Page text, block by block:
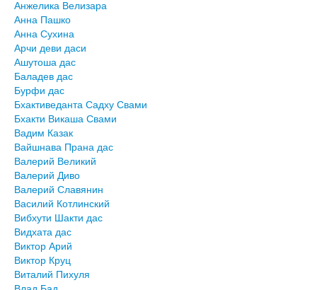
Анжелика Велизара
Анна Пашко
Анна Сухина
Арчи деви даси
Ашутоша дас
Баладев дас
Бурфи дас
Бхактиведанта Садху Свами
Бхакти Викаша Свами
Вадим Казак
Вайшнава Прана дас
Валерий Великий
Валерий Диво
Валерий Славянин
Василий Котлинский
Вибхути Шакти дас
Видхата дас
Виктор Арий
Виктор Круц
Виталий Пихуля